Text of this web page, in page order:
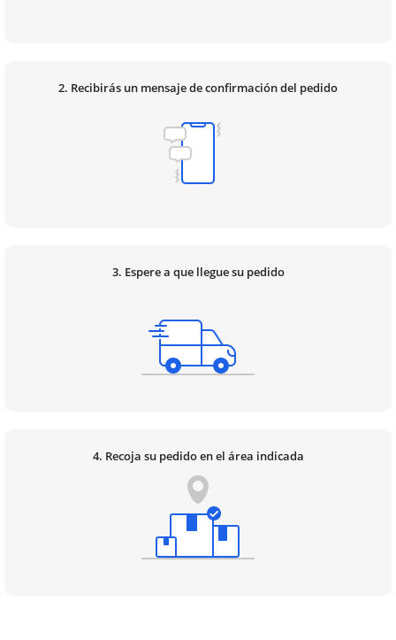
2. Recibirás un mensaje de confirmación del pedido
3. Espere a que llegue su pedido
4. Recoja su pedido en el área indicada